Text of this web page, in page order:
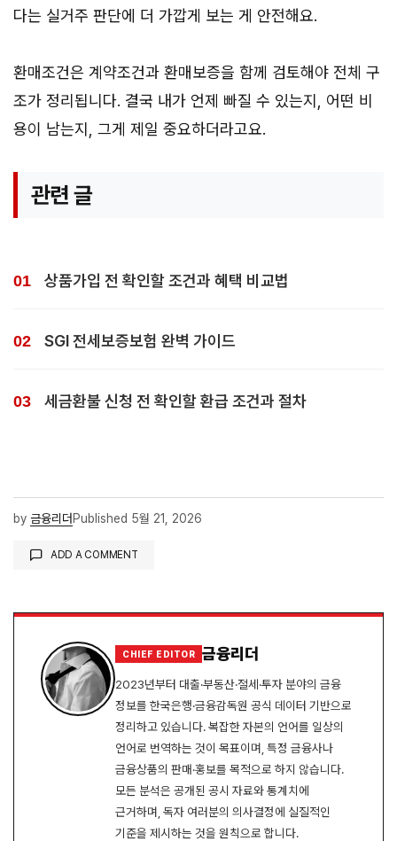
다는 실거주 판단에 더 가깝게 보는 게 안전해요.
환매조건은 계약조건과 환매보증을 함께 검토해야 전체 구
조가 정리됩니다. 결국 내가 언제 빠질 수 있는지, 어떤 비
용이 남는지, 그게 제일 중요하더라고요.
관련 글
상품가입 전 확인할 조건과 혜택 비교법
SGI 전세보증보험 완벽 가이드
세금환불 신청 전 확인할 환급 조건과 절차
by 금융리더 Published 5월 21, 2026
ADD A COMMENT
CHIEF EDITOR 금융리더
2023년부터 대출·부동산·절세·투자 분야의 금융
정보를 한국은행·금융감독원 공식 데이터 기반으로
정리하고 있습니다. 복잡한 자본의 언어를 일상의
언어로 번역하는 것이 목표이며, 특정 금융사나
금융상품의 판매·홍보를 목적으로 하지 않습니다.
모든 분석은 공개된 공시 자료와 통계치에
근거하며, 독자 여러분의 의사결정에 실질적인
기준을 제시하는 것을 원칙으로 합니다.